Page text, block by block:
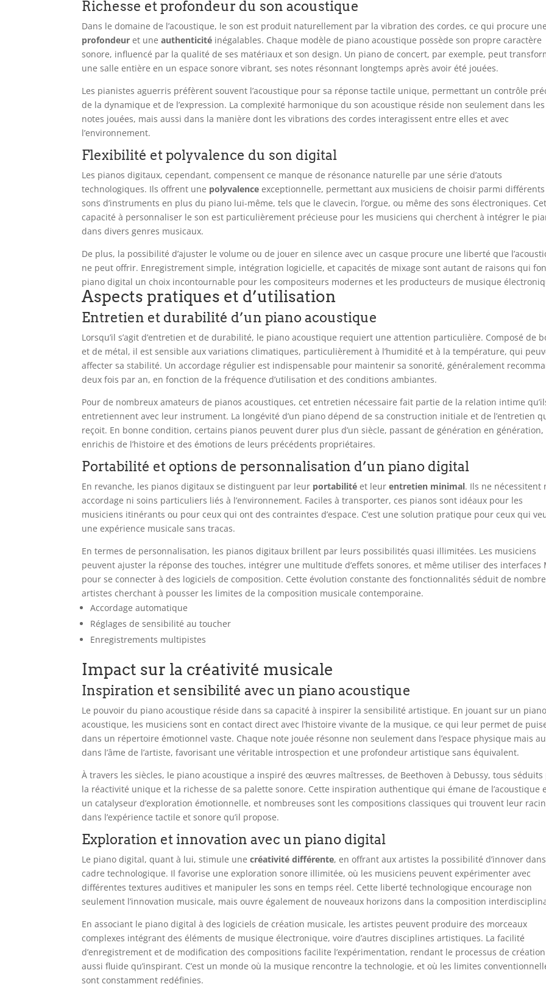
Richesse et profondeur du son acoustique
Dans le domaine de l’acoustique, le son est produit naturellement par la vibration des cordes, ce qui procure une
profondeur et uneauthenticité inégalables. Chaque modèle de piano acoustique possède son propre caractère
sonore, influencé par la qualité de ses matériaux et son design. Un piano de concert, par exemple, peut
une salle entière en un espace sonore vibrant, ses notes résonnant longtemps après avoir été jouées.
Les pianistes aguerris préfèrent souvent l’acoustique pour sa réponse tactile unique, permettant un contrôle
de la dynamique et de l’expression. La complexité harmonique du son acoustique réside non seulement dans les
notes jouées, mais aussi dans la manière dont les vibrations des cordes interagissent entre elles et avec
l’environnement.
Flexibilité et polyvalence du son digital
Les pianos digitaux, cependant, compensent ce manque de résonance naturelle par une série d’atouts
technologiques. Ils offrent une polyvalence exceptionnelle, permettant aux musiciens de choisir parmi différents
sons d’instruments en plus du piano lui-même, tels que le clavecin, l’orgue, ou même des sons électroniques.
capacité à personnaliser le son est particulièrement précieuse pour les musiciens qui cherchent à intégrer le
dans divers genres musicaux.
De plus, la possibilité d’ajuster le volume ou de jouer en silence avec un casque procure une liberté que
ne peut offrir. Enregistrement simple, intégration logicielle, et capacités de mixage sont autant de raisons qui
piano digital un choix incontournable pour les compositeurs modernes et les producteurs de musique
Aspects pratiques et d’utilisation
Entretien et durabilité d’un piano acoustique
Lorsqu’il s’agit d’entretien et de durabilité, le piano acoustique requiert une attention particulière. Composé de
et de métal, il est sensible aux variations climatiques, particulièrement à l’humidité et à la température, qui
affecter sa stabilité. Un accordage régulier est indispensable pour maintenir sa sonorité, généralement
deux fois par an, en fonction de la fréquence d’utilisation et des conditions ambiantes.
Pour de nombreux amateurs de pianos acoustiques, cet entretien nécessaire fait partie de la relation intime
entretiennent avec leur instrument. La longévité d’un piano dépend de sa construction initiale et de l’entretien
reçoit. En bonne condition, certains pianos peuvent durer plus d’un siècle, passant de génération en génération,
enrichis de l’histoire et des émotions de leurs précédents propriétaires.
Portabilité et options de personnalisation d’un piano digital
En revanche, les pianos digitaux se distinguent par leur portabilité et leurentretien minimal. Ils ne nécessitent
accordage ni soins particuliers liés à l’environnement. Faciles à transporter, ces pianos sont idéaux pour les
musiciens itinérants ou pour ceux qui ont des contraintes d’espace. C’est une solution pratique pour ceux qui
une expérience musicale sans tracas.
En termes de personnalisation, les pianos digitaux brillent par leurs possibilités quasi illimitées. Les musiciens
peuvent ajuster la réponse des touches, intégrer une multitude d’effets sonores, et même utiliser des interfaces
pour se connecter à des logiciels de composition. Cette évolution constante des fonctionnalités séduit de
artistes cherchant à pousser les limites de la composition musicale contemporaine.
Accordage automatique
Réglages de sensibilité au toucher
Enregistrements multipistes
Impact sur la créativité musicale
Inspiration et sensibilité avec un piano acoustique
Le pouvoir du piano acoustique réside dans sa capacité à inspirer la sensibilité artistique. En jouant sur un piano
acoustique, les musiciens sont en contact direct avec l’histoire vivante de la musique, ce qui leur permet de
dans un répertoire émotionnel vaste. Chaque note jouée résonne non seulement dans l’espace physique mais
dans l’âme de l’artiste, favorisant une véritable introspection et une profondeur artistique sans équivalent.
À travers les siècles, le piano acoustique a inspiré des œuvres maîtresses, de Beethoven à Debussy, tous séduits
la réactivité unique et la richesse de sa palette sonore. Cette inspiration authentique qui émane de l’acoustique
un catalyseur d’exploration émotionnelle, et nombreuses sont les compositions classiques qui trouvent leur
dans l’expérience tactile et sonore qu’il propose.
Exploration et innovation avec un piano digital
Le piano digital, quant à lui, stimule unecréativité différente, en offrant aux artistes la possibilité d’innover
cadre technologique. Il favorise une exploration sonore illimitée, où les musiciens peuvent expérimenter avec
différentes textures auditives et manipuler les sons en temps réel. Cette liberté technologique encourage non
seulement l’innovation musicale, mais ouvre également de nouveaux horizons dans la composition
En associant le piano digital à des logiciels de création musicale, les artistes peuvent produire des morceaux
complexes intégrant des éléments de musique électronique, voire d’autres disciplines artistiques. La facilité
d’enregistrement et de modification des compositions facilite l’expérimentation, rendant le processus de création
aussi fluide qu’inspirant. C’est un monde où la musique rencontre la technologie, et où les limites
sont constamment redéfinies.